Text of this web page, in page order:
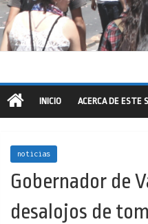
INICIO ACERCA DE ESTE
noticias
Gobernador de
desalojos de